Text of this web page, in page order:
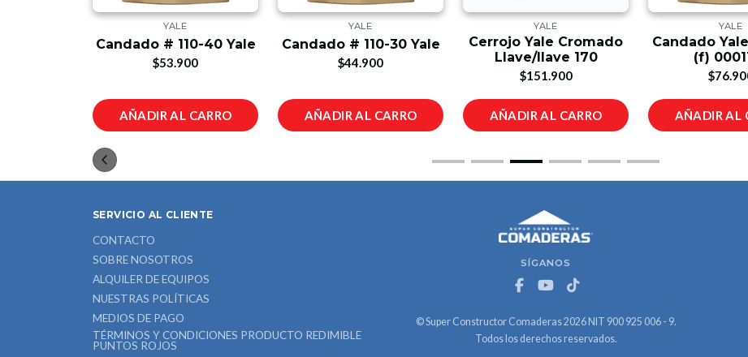
YALE
Candado # 110-40 Yale
$53.900
AÑADIR AL CARRO
YALE
Candado # 110-30 Yale
$44.900
AÑADIR AL CARRO
YALE
Cerrojo Yale Cromado
Llave/llave 170
$151.900
AÑADIR AL CARRO
YALE
Candado
(f)
AÑADIR AL
SÍGANOS
© Super Constructor Comaderas 2026 NIT 900 925 006 - 9.
Todos los derechos reservados.
SERVICIO AL CLIENTE
CONTACTO
SOBRE NOSOTROS
ALQUILER DE EQUIPOS
NUESTRAS POLÍTICAS
MEDIOS DE PAGO
TÉRMINOS Y CONDICIONES PRODUCTO REDIMIBLE
PUNTOS ROJOS